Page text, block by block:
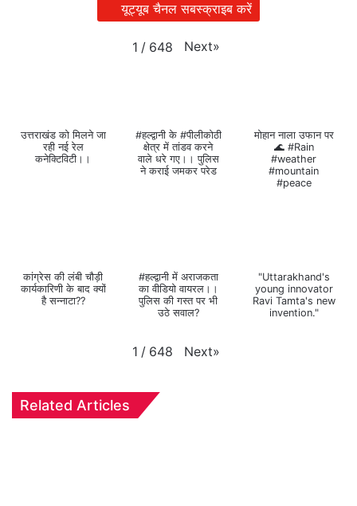
यूट्यूब चैनल सबस्क्राइब करें
1 / 648 Next»
उत्तराखंड को मिलने जा
रही नई रेल
कनेक्टिविटी।।
#हल्द्वानी के #पीलीकोठी
क्षेत्र में तांडव करने
वाले धरे गए।। पुलिस
ने कराई जमकर परेड
मोहान नाला उफान पर
🌊 #Rain
#weather
#mountain
#peace
कांग्रेस की लंबी चौड़ी
कार्यकारिणी के बाद क्यों
है सन्नाटा??
#हल्द्वानी में अराजकता
का वीडियो वायरल।।
पुलिस की गस्त पर भी
उठे सवाल?
"Uttarakhand's
young innovator
Ravi Tamta's new
invention."
1 / 648 Next»
Related Articles